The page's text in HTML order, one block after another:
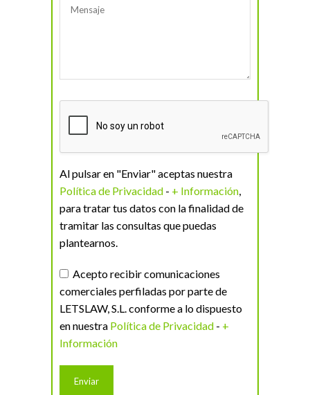
Al pulsar en "Enviar" aceptas nuestra
Política de Privacidad - + Información,
para tratar tus datos con la finalidad de
tramitar las consultas que puedas
plantearnos.
Acepto recibir comunicaciones
comerciales perfiladas por parte de
LETSLAW, S.L. conforme a lo dispuesto
en nuestra Política de Privacidad - +
Información